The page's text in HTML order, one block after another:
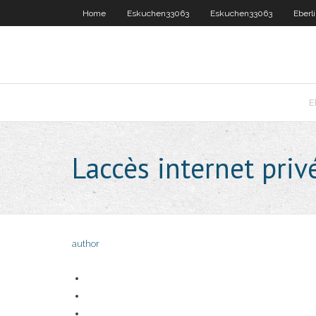
Home Eskuchen33063 Eskuchen33063
Laccès internet
author